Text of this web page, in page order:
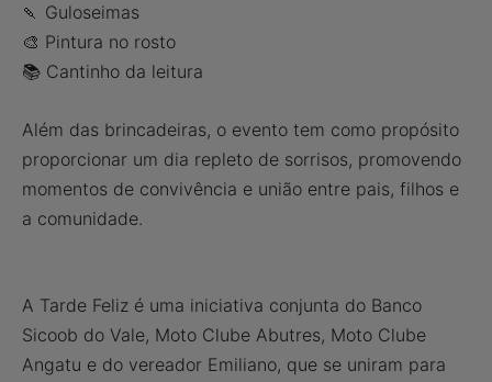
🍡 Guloseimas
🎨 Pintura no rosto
📚 Cantinho da leitura
Além das brincadeiras, o evento tem como propósito
proporcionar um dia repleto de sorrisos, promovendo
momentos de convivência e união entre pais, filhos e
a comunidade.
A Tarde Feliz é uma iniciativa conjunta do Banco
Sicoob do Vale, Moto Clube Abutres, Moto Clube
Angatu e do vereador Emiliano, que se uniram para